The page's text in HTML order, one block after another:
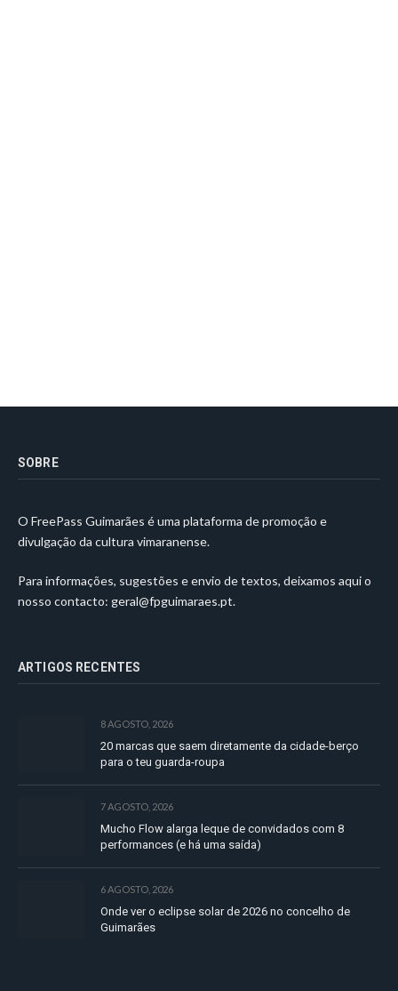
SOBRE
O FreePass Guimarães é uma plataforma de promoção e
divulgação da cultura vimaranense.
Para informações, sugestões e envio de textos, deixamos aqui o
nosso contacto: geral@fpguimaraes.pt.
ARTIGOS RECENTES
8 AGOSTO, 2026
20 marcas que saem diretamente da cidade-berço
para o teu guarda-roupa
7 AGOSTO, 2026
Mucho Flow alarga leque de convidados com 8
performances (e há uma saída)
6 AGOSTO, 2026
Onde ver o eclipse solar de 2026 no concelho de
Guimarães